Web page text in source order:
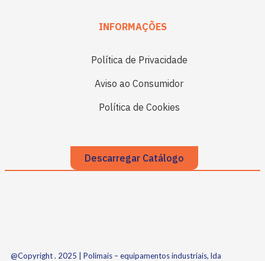
INFORMAÇÕES
Política de Privacidade
Aviso ao Consumidor
Política de Cookies
Descarregar Catálogo
@Copyright . 2025 | Polimais – equipamentos industriais, lda